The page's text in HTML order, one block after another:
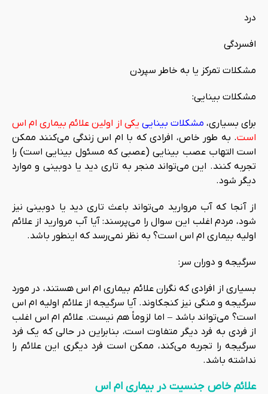
درد
افسردگی
مشکلات تمرکز یا به خاطر سپردن
مشکلات بینایی:
برای بسیاری، مشکلات بینایی یکی از اولین علائم بیماری ام اس
است. به طور خاص، افرادی که با ام اس زندگی می‌کنند ممکن
است التهاب عصب بینایی (عصبی که مسئول بینایی است) را
تجربه کنند. این می‌تواند منجر به تاری دید یا دوبینی و موارد
دیگر شود.
از آنجا که آب مروارید می‌تواند باعث تاری دید یا دوبینی نیز
شود، مردم اغلب این سوال را می‌پرسند: آیا آب مروارید از علائم
اولیه بیماری ام اس است؟ به نظر نمی‌رسد که اینطور باشد.
سرگیجه و دوران سر:
بسیاری از افرادی که نگران علائم بیماری ام اس هستند، در مورد
سرگیجه و منگی نیز کنجکاوند. آیا سرگیجه از علائم اولیه ام اس
است؟ می‌تواند باشد – اما لزوماً هم نیست. علائم ام اس اغلب
از فردی به فرد دیگر متفاوت است، بنابراین در حالی که یک فرد
سرگیجه را تجربه می‌کند، ممکن است فرد دیگری این علائم را
نداشته باشد.
علائم خاص جنسیت در بیماری ام اس